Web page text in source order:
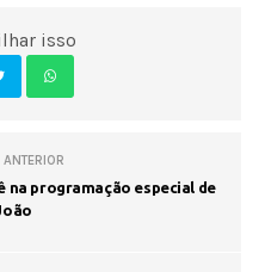
isso
na programação especial de